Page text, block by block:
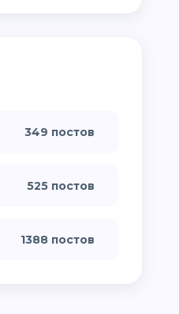
349 постов
525 постов
1388 постов